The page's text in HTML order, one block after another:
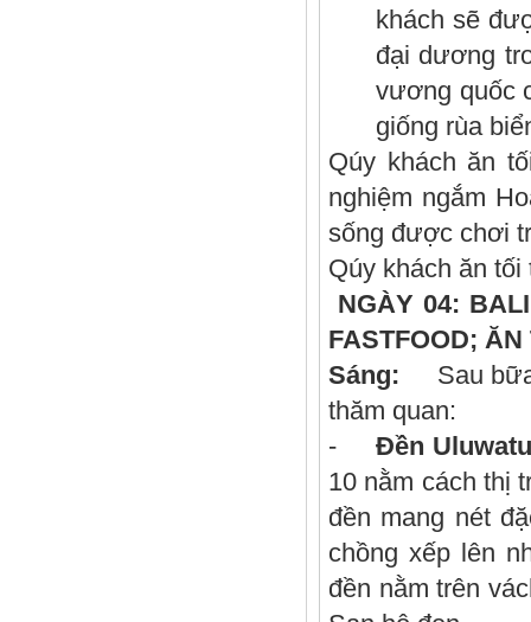
khách sẽ
đại dương
vương quốc
giống rùa
Qúy khách ăn
nghiệm ngắm
sống được chơi
Qúy khách ăn
NGÀY 04:
FASTFOOD;
Sáng: Sau bữa
thăm quan:
-Đền
10 nằm cách thị
đền mang nét
chồng xếp lên
đền nằm trên